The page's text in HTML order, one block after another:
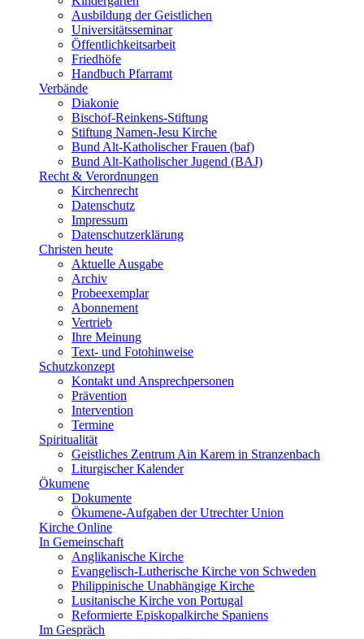
Ausbildung der Geistlichen
Universitätsseminar
Öffentlichkeitsarbeit
Friedhöfe
Handbuch Pfarramt
Verbände
Diakonie
Bischof-Reinkens-Stiftung
Stiftung Namen-Jesu Kirche
Bund Alt-Katholischer Frauen (baf)
Bund Alt-Katholischer Jugend (BAJ)
Recht & Verordnungen
Kirchenrecht
Datenschutz
Impressum
Datenschutzerklärung
Christen heute
Aktuelle Ausgabe
Archiv
Probeexemplar
Abonnement
Vertrieb
Ihre Meinung
Text- und Fotohinweise
Schutzkonzept
Kontakt und Ansprechpersonen
Prävention
Intervention
Termine
Spiritualität
Geistliches Zentrum Ain Karem in Stranzenbach
Liturgischer Kalender
Ökumene
Dokumente
Ökumene-Aufgaben der Utrechter Union
Kirche Online
In Gemeinschaft
Anglikanische Kirche
Evangelisch-Lutherische Kirche von Schweden
Philippinische Unabhängige Kirche
Lusitanische Kirche von Portugal
Reformierte Episkopalkirche Spaniens
Im Gespräch